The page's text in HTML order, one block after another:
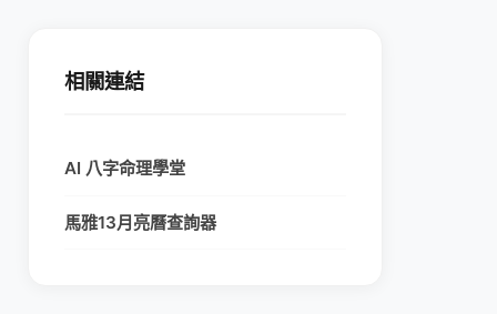
相關連結
AI 八字命理學堂
馬雅13月亮曆查詢器